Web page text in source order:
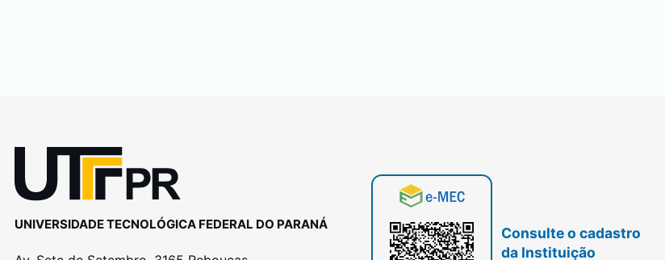
UNIVERSIDADE TECNOLÓGICA FEDERAL DO PARANÁ
Consulte o cadastro
da Instituição